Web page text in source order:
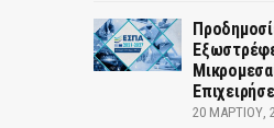
20 ΜΑΡΤΊΟΥ,